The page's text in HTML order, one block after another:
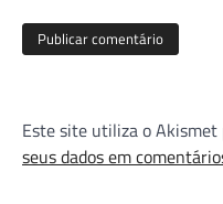
Este site utiliza o Akismet
seus dados em